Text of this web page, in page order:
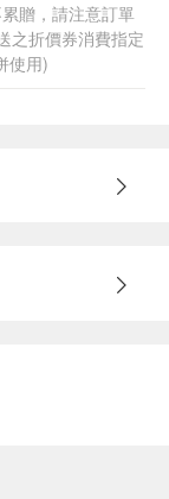
贈，請注意訂單
之折價券消費指定
使用)